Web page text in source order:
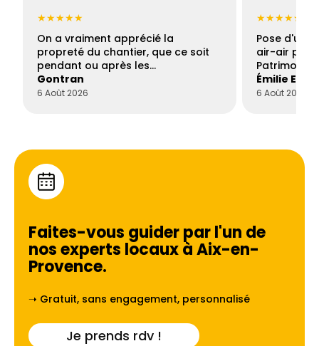
★★★★★
On a vraiment apprécié la
propreté du chantier, que ce soit
pendant ou après les…
Gontran
6 Août 2026
★★★★★
Pose d'une
air-air par
Patrimoine
Émilie
6 Août 2026
Faites-vous guider par l'un de
nos experts locaux àAix-en-
Provence.
➝ Gratuit, sans engagement, personnalisé
Je prends rdv !